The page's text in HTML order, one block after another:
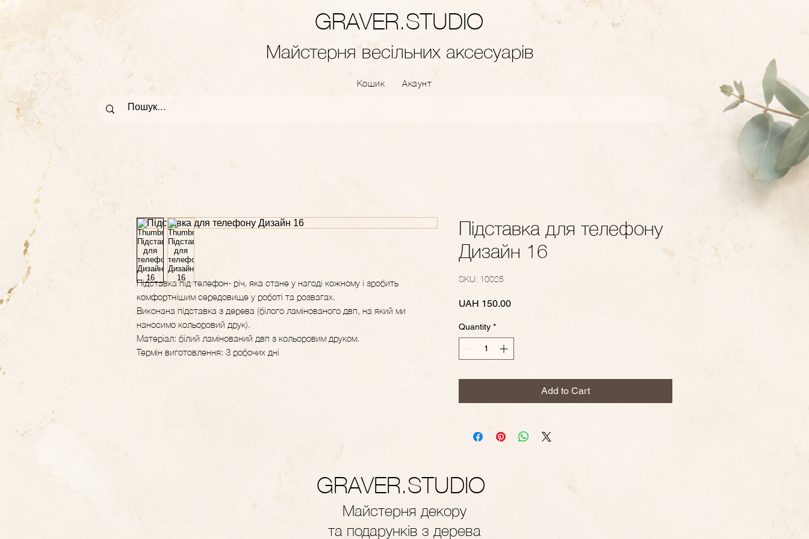
GRAVER.STUDIO
Майстерня весільних аксесуарів
Кошик Акаунт
Підставка під телефон- річ, яка стане у нагоді кожному і зробить
комфортнішим середовище у роботі та розвагах.
Виконана підставка з дерева (білого ламінованого двп, на який ми
наносимо кольоровий друк).
Матеріал: білий ламінований двп з кольоровим друком.
Термін виготовлення: 3 робочих дні
Підставка для телефону
Дизайн 16
SKU: 10025
UAH 150.00Price
Quantity *
Add to Cart
GRAVER.STUDIO
Майстерня декору
та подарунків з дерева